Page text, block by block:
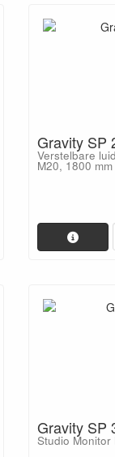
Gravity SP
Verstelbare
M20, 1800 mm
Gravity SP
Studio